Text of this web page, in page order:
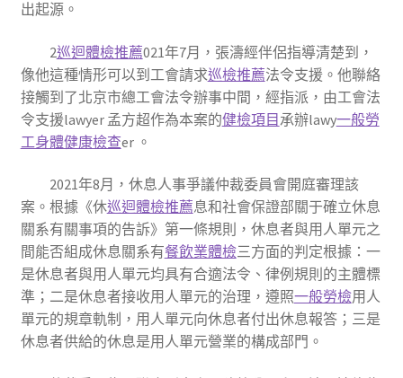
出起源。
2巡迴體檢推薦021年7月，張濤經伴侶指導清楚到，
像他這種情形可以到工會請求巡檢推薦法令支援。他聯絡
接觸到了北京市總工會法令辦事中間，經指派，由工會法
令支援lawyer 孟方超作為本案的健檢項目承辦lawy一般勞
工身體健康檢查er 。
2021年8月，休息人事爭議仲裁委員會開庭審理該
案。根據《休巡迴體檢推薦息和社會保證部關于確立休息
關系有關事項的告訴》第一條規則，休息者與用人單元之
間能否組成休息關系有餐飲業體檢三方面的判定根據：一
是休息者與用人單元均具有合適法令、律例規則的主體標
準；二是休息者接收用人單元的治理，遵照一般勞檢用人
單元的規章軌制，用人單元向休息者付出休息報答；三是
休息者供給的休息是用人單元營業的構成部門。